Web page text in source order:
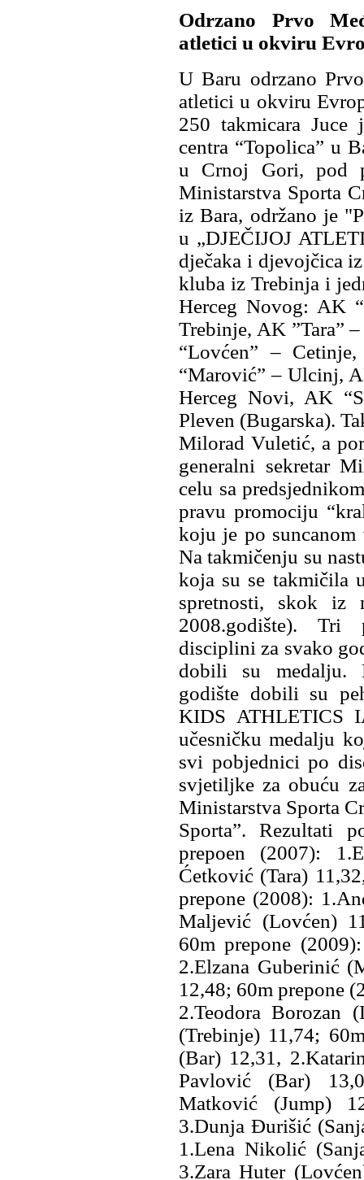
Odrzano Prvo
atletici u okviru
U Baru odrzano
atletici u okviru
250 takmicara Juce
centra “Topolica” u
u Crnoj Gori, pod
Ministarstva Sporta
iz Bara, održano je
u „DJEČIJOJ
dječaka i djevojčica
kluba iz Trebinja i
Herceg Novog: AK
Trebinje, AK ”Tara”
“Lovćen” –
“Marović” – Ulcinj,
Herceg Novi, AK
Pleven (Bugarska).
Milorad Vuletić, a
generalni sekretar
celu sa
pravu promociju
koju je po
Na takmičenju su
koja su se takmičila
spretnosti, skok iz
2008.godište). Tri
disciplini za svako
dobili su medalju.
godište dobili su
KIDS ATHLETICS
učesničku medalju
svi pobjednici po
svjetiljke za obuću
Ministarstva Sporta
Sporta”. Rezultati
prepoen (2007):
Ćetković (Tara)
prepone (2008):
Maljević (Lovćen)
60m prepone
2.Elzana Guberinić
12,48; 60m prepone
2.Teodora Borozan
(Trebinje) 11,74;
(Bar) 12,31,
Pavlović (Bar)
Matković (Jump)
3.Dunja Đurišić
1.Lena Nikolić
3.Zara Huter